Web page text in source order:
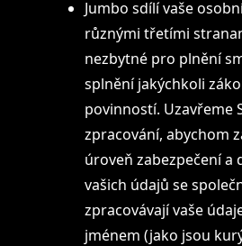
Jumbo sdílí vaše
různými třetími
nezbytné pro plnění
splnění jakýchkoli
povinností. Uzavřeme
zpracování, abychom
úroveň zabezpečení a
vašich údajů se
zpracovávají vaše
jménem (jako jsou